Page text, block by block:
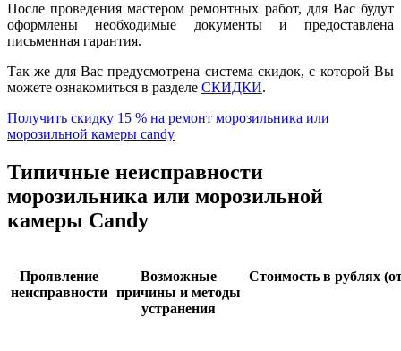
После проведения мастером ремонтных работ, для Вас будут
оформлены необходимые документы и предоставлена
письменная гарантия.
Так же для Вас предусмотрена система скидок, с которой Вы
можете ознакомиться в разделе СКИДКИ.
Получить скидку 15 % на ремонт морозильника или
морозильной камеры candy
Типичные неисправности
морозильника или морозильной
камеры Candy
Проявление
неисправности
Возможные
причины и методы
устранения
Стоимость в рублях